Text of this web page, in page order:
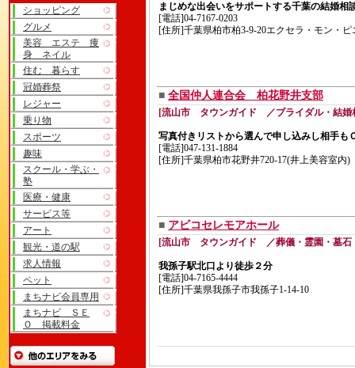
ショッピング
グルメ
美容 エステ 痩
身 ネイル
住む 暮らす
冠婚葬祭
レジャー
乗り物
スポーツ
趣味
スクール・学ぶ・
塾
医療・健康
サービス等
アート
観光・道の駅
求人情報
ペット
まちナビ会員専用
まちナビ ＳＥ
Ｏ 掲載料金
まじめな出会いをサポートする千葉の結婚相
[電話]04-7167-0203
[住所]千葉県柏市柏3-9-20エクセラ・モン・ピ
■ 全国仲人連合会 柏花野井支部
[流山市 タウンガイド ／ブライダル・結婚
写真付きリストから選んで申し込みし相手も
[電話]047-131-1884
[住所]千葉県柏市花野井720-17(井上美容室内)
■ アビコセレモアホール
[流山市 タウンガイド ／葬儀・霊園・墓石
我孫子駅北口より徒歩２分
[電話]04-7165-4444
[住所]千葉県我孫子市我孫子1-14-10